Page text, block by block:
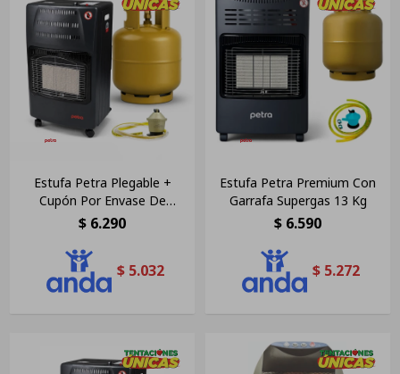
Estufa Petra Plegable +
Cupón Por Envase De
Garrafa De 13kg
$ 6.290
$ 5.032
Estufa Petra Premium Con
Garrafa Supergas 13 Kg
$ 6.590
$ 5.272